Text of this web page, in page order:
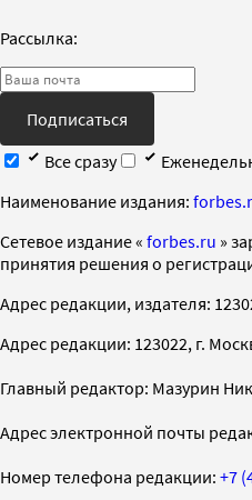
Рассылка:
Подписаться
Все сразу
Наименование издания:
Cетевое издание « forbes.ru »
принятия решения о
Адрес редакции, издателя:
Адрес редакции: 123022, г.
Главный редактор: Мазурин
Адрес электронной почты
Номер телефона редакции: +7